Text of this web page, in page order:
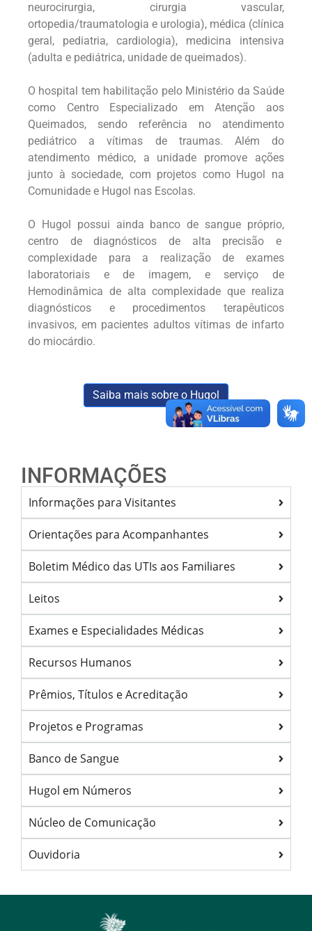
neurocirurgia, cirurgia vascular,
ortopedia/traumatologia e urologia), médica (clínica
geral, pediatria, cardiologia), medicina intensiva
(adulta e pediátrica, unidade de queimados).
O hospital tem habilitação pelo Ministério da Saúde
como Centro Especializado em Atenção aos
Queimados, sendo referência no atendimento
pediátrico a vítimas de traumas. Além do
atendimento médico, a unidade promove ações
junto à sociedade, com projetos como Hugol na
Comunidade e Hugol nas Escolas.
O Hugol possui ainda banco de sangue próprio,
centro de diagnósticos de alta precisão e
complexidade para a realização de exames
laboratoriais e de imagem, e serviço de
Hemodinâmica de alta complexidade que realiza
diagnósticos e procedimentos terapêuticos
invasivos, em pacientes adultos vítimas de infarto
do miocárdio.
Saiba mais sobre o Hugol
INFORMAÇÕES
Informações para Visitantes
Orientações para Acompanhantes
Boletim Médico das UTIs aos Familiares
Leitos
Exames e Especialidades Médicas
Recursos Humanos
Prêmios, Títulos e Acreditação
Projetos e Programas
Banco de Sangue
Hugol em Números
Núcleo de Comunicação
Ouvidoria